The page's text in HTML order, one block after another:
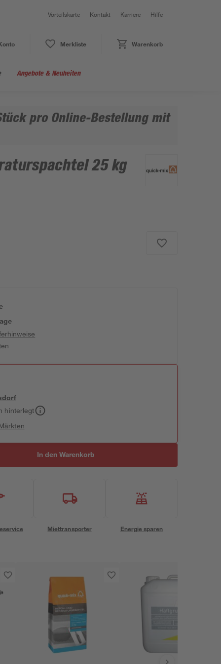
Vorteilskarte Kontakt Karriere Hilfe
Merkliste Warenkorb
Angebote & Neuheiten
pro Online-Bestellung mit
25 kg
hinterlegt
In den Warenkorb
Miettransporter Energie sparen